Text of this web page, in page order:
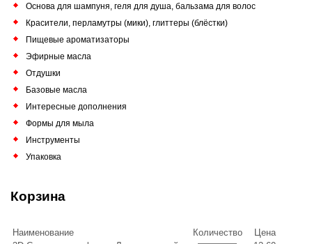
Основа для шампуня, геля для душа, бальзама для волос
Красители, перламутры (мики), глиттеры (блёстки)
Пищевые ароматизаторы
Эфирные масла
Отдушки
Базовые масла
Интересные дополнения
Формы для мыла
Инструменты
Упаковка
Корзина
Наименование Количество
Цена